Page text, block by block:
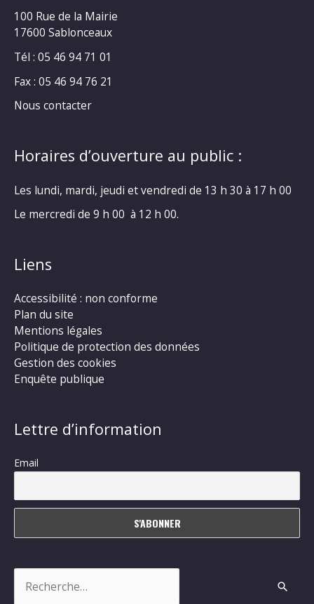
100 Rue de la Mairie
17600 Sablonceaux
Tél : 05 46 94 71 01
Fax : 05 46 94 76 21
Nous contacter
Horaires d’ouverture au public :
Les lundi, mardi, jeudi et vendredi de 13 h 30 à 17 h 00
Le mercredi de 9 h 00 à 12 h 00.
Liens
Accessibilité : non conforme
Plan du site
Mentions légales
Politique de protection des données
Gestion des cookies
Enquête publique
Lettre d’information
Email